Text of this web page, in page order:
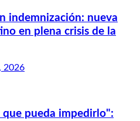
indemnización: nueva
en plena crisis de la
2026
que pueda impedirlo":